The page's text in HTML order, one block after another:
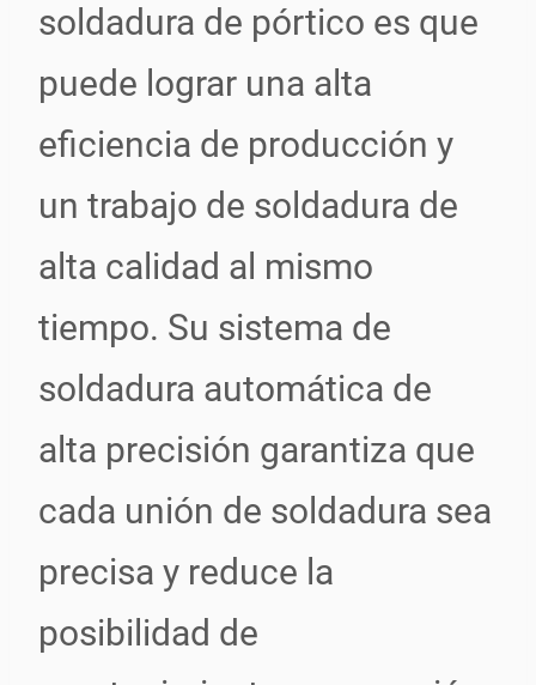
soldadura de pórtico es que
puede lograr una alta
eficiencia de producción y
un trabajo de soldadura de
alta calidad al mismo
tiempo. Su sistema de
soldadura automática de
alta precisión garantiza que
cada unión de soldadura sea
precisa y reduce la
posibilidad de